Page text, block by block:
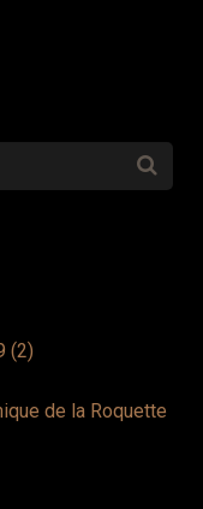
(2)
de la Roquette